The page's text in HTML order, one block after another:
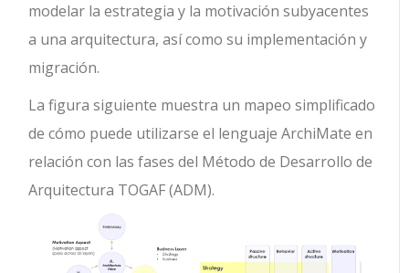
modelar la estrategia y la motivación subyacentes
a una arquitectura, así como su implementación y
migración.
La figura siguiente muestra un mapeo simplificado
de cómo puede utilizarse el lenguaje ArchiMate en
relación con las fases del Método de Desarrollo de
Arquitectura TOGAF (ADM).